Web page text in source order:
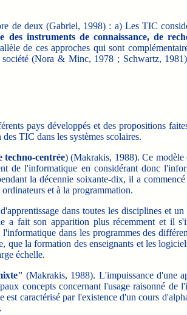
de deux (Gabriel, 1998) : a) Les TIC
des instruments de connaissance, de
de ces approches qui sont
(Nora & Minc, 1978 ; Schwartz,
pays développés et des propositions
TIC dans les systèmes scolaires.
techno-centrée) (Makrakis, 1988). Ce modèle
de l'informatique en considérant donc
la décennie soixante-dix, il a
et à la programmation.
dans toutes les disciplines et
a fait son apparition plus récemment et il
dans les programmes des
que la formation des enseignants et les
échelle.
(Makrakis, 1988). L'impuissance d'une
concepts concernant l'usage raisonné de
caractérisé par l'existence d'un cours